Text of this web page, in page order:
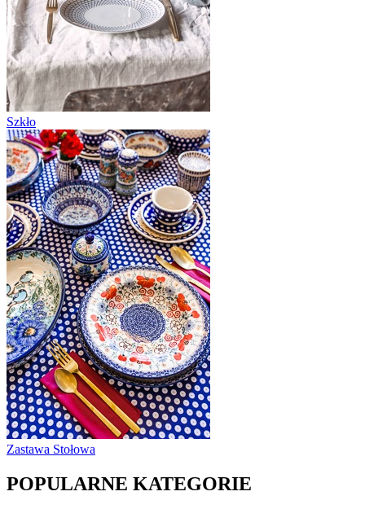
Szkło
Zastawa Stołowa
POPULARNE KATEGORIE